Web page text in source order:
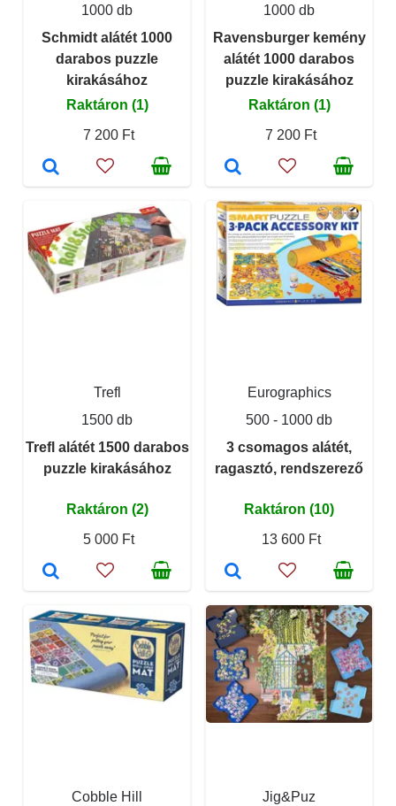
1000 db
Schmidt alátét 1000
darabos puzzle
kirakásához
Raktáron (1)
7 200 Ft
1000 db
Ravensburger kemény
alátét 1000 darabos
puzzle kirakásához
Raktáron (1)
7 200 Ft
Trefl
1500 db
Trefl alátét 1500 darabos
puzzle kirakásához
Raktáron (2)
5 000 Ft
Eurographics
500 - 1000 db
3 csomagos alátét,
ragasztó, rendszerező
Raktáron (10)
13 600 Ft
Cobble Hill
Jig&Puz